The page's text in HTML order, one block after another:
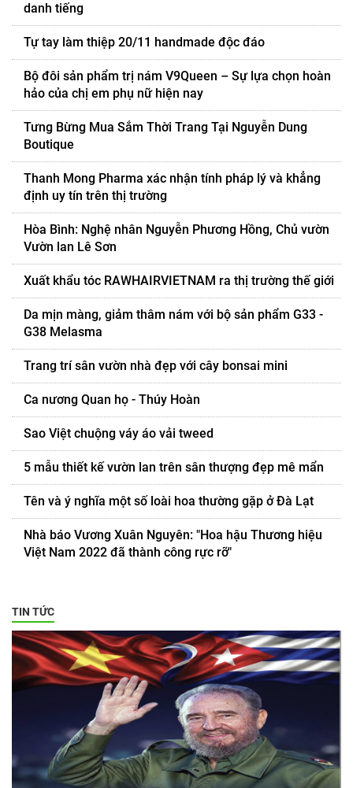
danh tiếng
Tự tay làm thiệp 20/11 handmade độc đáo
Bộ đôi sản phẩm trị nám V9Queen – Sự lựa chọn hoàn
hảo của chị em phụ nữ hiện nay
Tưng Bừng Mua Sắm Thời Trang Tại Nguyễn Dung
Boutique
Thanh Mong Pharma xác nhận tính pháp lý và khẳng
định uy tín trên thị trường
Hòa Bình: Nghệ nhân Nguyễn Phương Hồng, Chủ vườn
Vườn lan Lê Sơn
Xuất khẩu tóc RAWHAIRVIETNAM ra thị trường thế giới
Da mịn màng, giảm thâm nám với bộ sản phẩm G33 -
G38 Melasma
Trang trí sân vườn nhà đẹp với cây bonsai mini
Ca nương Quan họ - Thúy Hoàn
Sao Việt chuộng váy áo vải tweed
5 mẫu thiết kế vườn lan trên sân thượng đẹp mê mẩn
Tên và ý nghĩa một số loài hoa thường gặp ở Đà Lạt
Nhà báo Vương Xuân Nguyên: "Hoa hậu Thương hiệu
Việt Nam 2022 đã thành công rực rỡ"
TIN TỨC